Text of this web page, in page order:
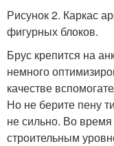
Рисунок 2. Каркас
фигурных блоков.
Брус крепится на
немного
качестве
Но не берите пену
не сильно. Во
строительным